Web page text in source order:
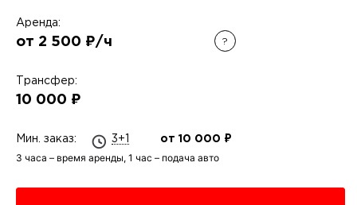
Аренда:
от 2 500 ₽/ч ?
Трансфер:
10 000 ₽
Мин. заказ: 3+1 от 10 000 ₽
3 часа – время аренды, 1 час – подача авто